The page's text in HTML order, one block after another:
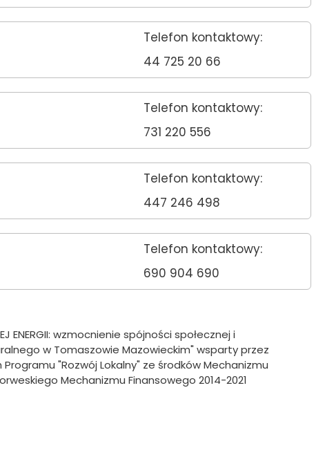
Telefon kontaktowy:
44 725 20 66
Telefon kontaktowy:
731 220 556
Telefon kontaktowy:
447 246 498
Telefon kontaktowy:
690 904 690
ENERGII: wzmocnienie spójności społecznej i
w Tomaszowie Mazowieckim" wsparty przez
"Rozwój Lokalny" ze środków Mechanizmu
Mechanizmu Finansowego 2014-2021